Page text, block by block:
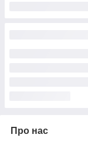
Про нас